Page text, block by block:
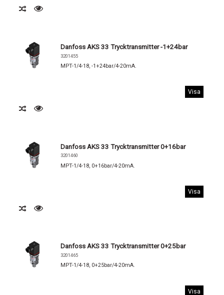
Danfoss AKS 33 Trycktransmitter -1+24bar
3201455
MPT-1/4-18, -1+24bar/4-20mA.
Visa
Danfoss AKS 33 Trycktransmitter 0+16bar
3201460
MPT-1/4-18, 0+16bar/4-20mA.
Visa
Danfoss AKS 33 Trycktransmitter 0+25bar
3201465
MPT-1/4-18, 0+25bar/4-20mA.
Visa